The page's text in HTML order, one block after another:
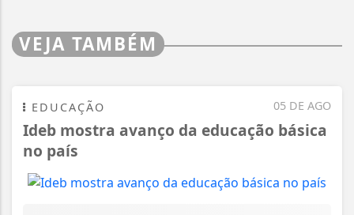
VEJA TAMBÉM
05 DE AGO
EDUCAÇÃO
Ideb mostra avanço da educação básica
no país